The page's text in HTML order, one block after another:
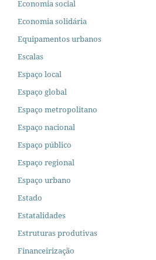
Economia social
Economia solidária
Equipamentos urbanos
Escalas
Espaço local
Espaço global
Espaço metropolitano
Espaço nacional
Espaço público
Espaço regional
Espaço urbano
Estado
Estatalidades
Estruturas produtivas
Financeirização